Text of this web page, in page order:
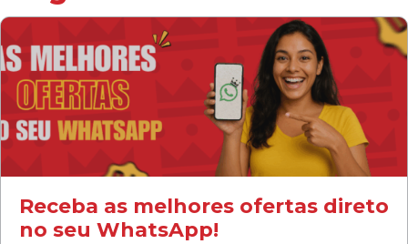
Receba as melhores ofertas direto
no seu WhatsApp!